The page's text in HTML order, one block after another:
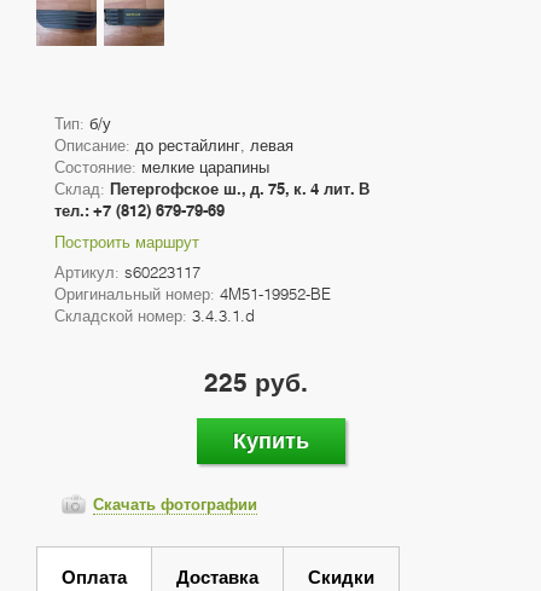
Тип: б/у
Описание: до рестайлинг, левая
Состояние: мелкие царапины
Склад: Петергофское ш., д. 75, к. 4 лит. В
тел.: +7 (812) 679-79-69
Построить маршрут
Артикул: s60223117
Оригинальный номер: 4M51-19952-BE
Складской номер: 3.4.3.1.d
225 руб.
Купить
Скачать фотографии
Оплата Доставка Скидки